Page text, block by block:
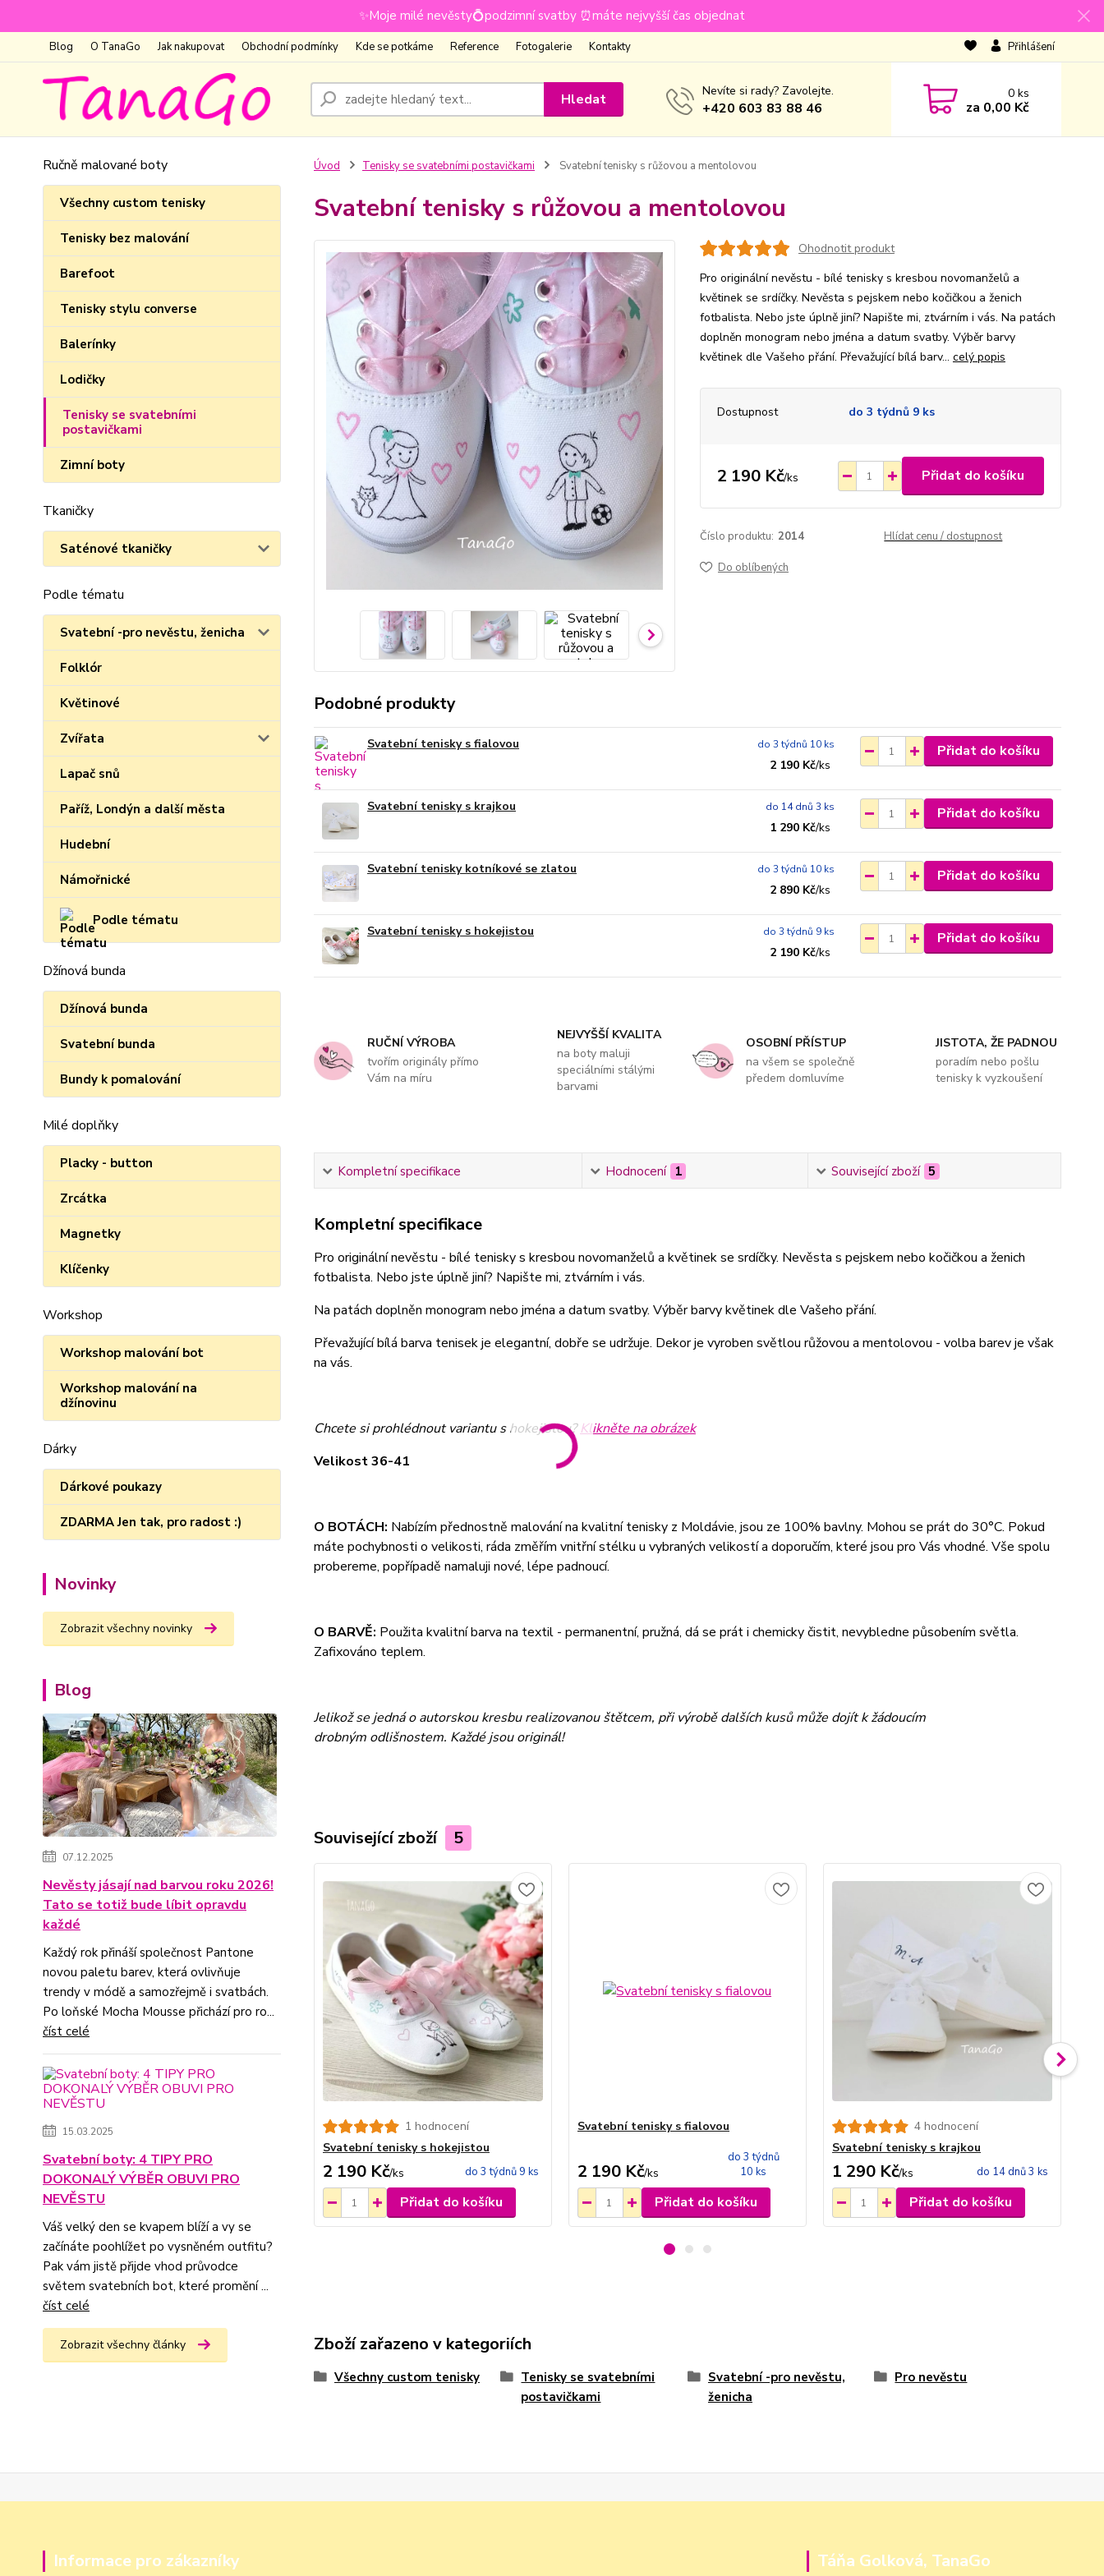
✨Moje milé nevěsty💍podzimní svatby ⏰máte nejvyšší čas objednat
Blog O TanaGo Jak nakupovat Obchodní podmínky Kde se potkáme Reference Fotogalerie Kontakty Přihlášení
Hledat Nevíte si rady? Zavolejte.
+420 603 83 88 46
0ks
za 0,00 Kč
Ručně malované boty
Všechny custom tenisky
Tenisky bez malování
Barefoot
Tenisky stylu converse
Balerínky
Lodičky
Tenisky se svatebními
postavičkami
Zimní boty
Tkaničky
Saténové tkaničky
Podle tématu
Svatební -pro nevěstu, ženicha
Folklór
Květinové
Zvířata
Lapač snů
Paříž, Londýn a další města
Hudební
Námořnické
Podle tématu
Džínová bunda
Džínová bunda
Svatební bunda
Bundy k pomalování
Milé doplňky
Placky - button
Zrcátka
Magnetky
Klíčenky
Workshop
Workshop malování bot
Workshop malování na
džínovinu
Dárky
Dárkové poukazy
ZDARMA Jen tak, pro radost :)
Novinky
Zobrazit všechny novinky
Blog
07.12.2025
Nevěsty jásají nad barvou roku 2026!
Tato se totiž bude líbit opravdu
každé
Každý rok přináší společnost Pantone
novou paletu barev, která ovlivňuje
trendy v módě a samozřejmě i svatbách.
Po loňské Mocha Mousse přichází pro ro...
číst celé
15.03.2025
Svatební boty: 4 TIPY PRO
DOKONALÝ VÝBĚR OBUVI PRO
NEVĚSTU
Váš velký den se kvapem blíží a vy se
začínáte poohlížet po vysněném outfitu?
Pak vám jistě přijde vhod průvodce
světem svatebních bot, které promění ...
číst celé
Zobrazit všechny články
Úvod Tenisky se svatebními postavičkami Svatební tenisky s růžovou a mentolovou
Svatební tenisky s růžovou a mentolovou
Ohodnotit produkt
Pro originální nevěstu - bílé tenisky s kresbou novomanželů a
květinek se srdíčky. Nevěsta s pejskem nebo kočičkou a ženich
fotbalista. Nebo jste úplně jiní? Napište mi, ztvárním i vás. Na patách
doplněn monogram nebo jména a datum svatby. Výběr barvy
květinek dle Vašeho přání. Převažující bílá barv... celý popis
Dostupnost do 3 týdnů 9 ks
2 190 Kč/ks Přidat do košíku
Číslo produktu: 2014 Hlídat cenu / dostupnost
Do oblíbených
Podobné produkty
Svatební tenisky s fialovou
2 190 Kč/ks
do 3 týdnů 10 ks Přidat do košíku
Svatební tenisky s krajkou
1 290 Kč/ks
do 14 dnů 3 ks Přidat do košíku
Svatební tenisky kotníkové se zlatou
2 890 Kč/ks
do 3 týdnů 10 ks Přidat do košíku
Svatební tenisky s hokejistou
2 190 Kč/ks
do 3 týdnů 9 ks Přidat do košíku
RUČNÍ VÝROBA
tvořím originály přímo
Vám na míru
NEJVYŠŠÍ KVALITA
na boty maluji
speciálními stálými
barvami
OSOBNÍ PŘÍSTUP
na všem se společně
předem domluvíme
JISTOTA, ŽE PADNOU
poradím nebo pošlu
tenisky k vyzkoušení
Kompletní specifikace Hodnocení 1 Související zboží 5
Kompletní specifikace
Pro originální nevěstu - bílé tenisky s kresbou novomanželů a květinek se srdíčky. Nevěsta s pejskem nebo kočičkou a ženich
fotbalista. Nebo jste úplně jiní? Napište mi, ztvárním i vás.
Na patách doplněn monogram nebo jména a datum svatby. Výběr barvy květinek dle Vašeho přání.
Převažující bílá barva tenisek je elegantní, dobře se udržuje. Dekor je vyroben světlou růžovou a mentolovou - volba barev je však
na vás.
Chcete si prohlédnout variantu s hokejistou?Klikněte na obrázek
Velikost 36-41
O BOTÁCH: Nabízím přednostně malování na kvalitní tenisky z Moldávie, jsou ze 100% bavlny. Mohou se prát do 30°C. Pokud
máte pochybnosti o velikosti, ráda změřím vnitřní stélku u vybraných velikostí a doporučím, které jsou pro Vás vhodné. Vše spolu
probereme, popřípadě namaluji nové, lépe padnoucí.
O BARVĚ: Použita kvalitní barva na textil - permanentní, pružná, dá se prát i chemicky čistit, nevybledne působením světla.
Zafixováno teplem.
Jelikož se jedná o autorskou kresbu realizovanou štětcem, při výrobě dalších kusů může dojít k žádoucím
drobným odlišnostem. Každé jsou originál!
Související zboží 5
1 hodnocení
Svatební tenisky s hokejistou
2 190 Kč/ks do 3 týdnů 9 ks
Přidat do košíku
Svatební tenisky s fialovou
2 190 Kč/ks
do 3 týdnů
10 ks
Přidat do košíku
4 hodnocení
Svatební tenisky s krajkou
1 290 Kč/ks do 14 dnů 3 ks
Přidat do košíku
Zboží zařazeno v kategoriích
Všechny custom tenisky
Tenisky se svatebními
postavičkami
Svatební -pro nevěstu,
ženicha
Pro nevěstu
Informace pro zákazníky Táňa Golková, TanaGo